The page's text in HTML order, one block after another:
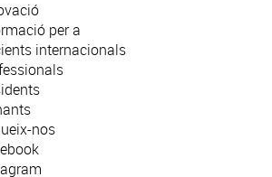
per a
internacionals
nos